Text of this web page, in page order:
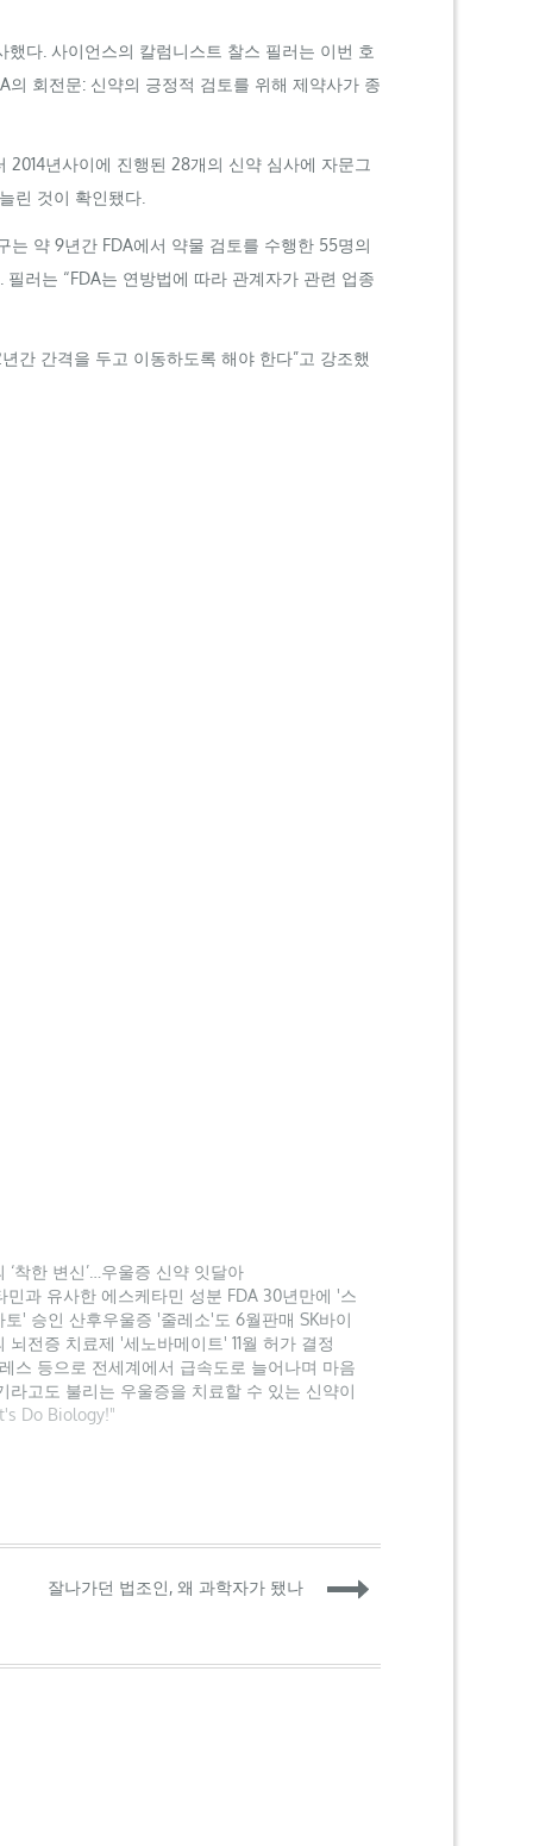
다. 사이언스의 칼럼니스트 찰스 필러는 이번 호
의 회전문: 신약의 긍정적 검토를 위해 제약사가 종
년사이에 진행된 28개의 신약 심사에 자문그
린 것이 확인됐다.
는 약 9년간 FDA에서 약물 검토를 수행한 55명의
필러는 “FDA는 연방법에 따라 관계자가 관련 업종
간 간격을 두고 이동하도록 해야 한다”고 강조했
‘착한 변신’…우울증 신약 잇달아
과 유사한 에스케타민 성분 FDA 30년만에 '스
토' 승인 산후우울증 '줄레소'도 6월판매 SK바이
뇌전증 치료제 '세노바메이트' 11월 허가 결정
스 등으로 전세계에서 급속도로 늘어나며 마음
라고도 불리는 우울증을 치료할 수 있는 신약이
만에 출시된다. 우울증 치료제는 뇌에 직접 작용
Do Biology!"
잘나가던 법조인, 왜 과학자가 됐나